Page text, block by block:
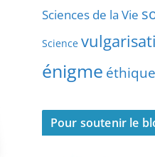
Sciences de la Vie
Science
énigme éthique
Pour soutenir le